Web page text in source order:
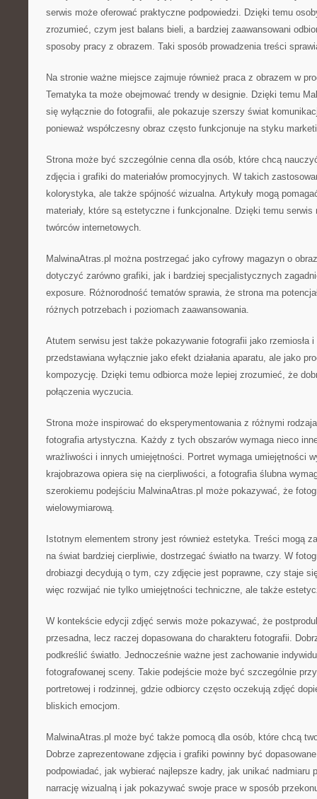
serwis może oferować praktyczne podpowiedzi. Dzięki temu
zrozumieć, czym jest balans bieli, a bardziej zaawansowani
sposoby pracy z obrazem. Taki sposób prowadzenia treści
Na stronie ważne miejsce zajmuje również praca z obrazem w
Tematyka ta może obejmować trendy w designie. Dzięki temu
się wyłącznie do fotografii, ale pokazuje szerszy świat
ponieważ współczesny obraz często funkcjonuje na styku
Strona może być szczególnie cenna dla osób, które chcą
zdjęcia i grafiki do materiałów promocyjnych. W takich
kolorystyka, ale także spójność wizualna. Artykuły mogą
materiały, które są estetyczne i funkcjonalne. Dzięki temu serwis
twórców internetowych.
MalwinaAtras.pl można postrzegać jako cyfrowy magazyn o
dotyczyć zarówno grafiki, jak i bardziej specjalistycznych
exposure. Różnorodność tematów sprawia, że strona ma
różnych potrzebach i poziomach zaawansowania.
Atutem serwisu jest także pokazywanie fotografii jako rzemiosła
przedstawiana wyłącznie jako efekt działania aparatu, ale jako
kompozycję. Dzięki temu odbiorca może lepiej zrozumieć, że
połączenia wyczucia.
Strona może inspirować do eksperymentowania z różnymi
fotografia artystyczna. Każdy z tych obszarów wymaga nieco
wrażliwości i innych umiejętności. Portret wymaga umiejętności
krajobrazowa opiera się na cierpliwości, a fotografia ślubna
szerokiemu podejściu MalwinaAtras.pl może pokazywać, że
wielowymiarową.
Istotnym elementem strony jest również estetyka. Treści mogą
na świat bardziej cierpliwie, dostrzegać światło na twarzy. W
drobiazgi decydują o tym, czy zdjęcie jest poprawne, czy staje
więc rozwijać nie tylko umiejętności techniczne, ale także
W kontekście edycji zdjęć serwis może pokazywać, że
przesadna, lecz raczej dopasowana do charakteru fotografii.
podkreślić światło. Jednocześnie ważne jest zachowanie
fotografowanej sceny. Takie podejście może być szczególnie
portretowej i rodzinnej, gdzie odbiorcy często oczekują zdjęć
bliskich emocjom.
MalwinaAtras.pl może być także pomocą dla osób, które chcą
Dobrze zaprezentowane zdjęcia i grafiki powinny być
podpowiadać, jak wybierać najlepsze kadry, jak unikać nadmiaru
narrację wizualną i jak pokazywać swoje prace w sposób